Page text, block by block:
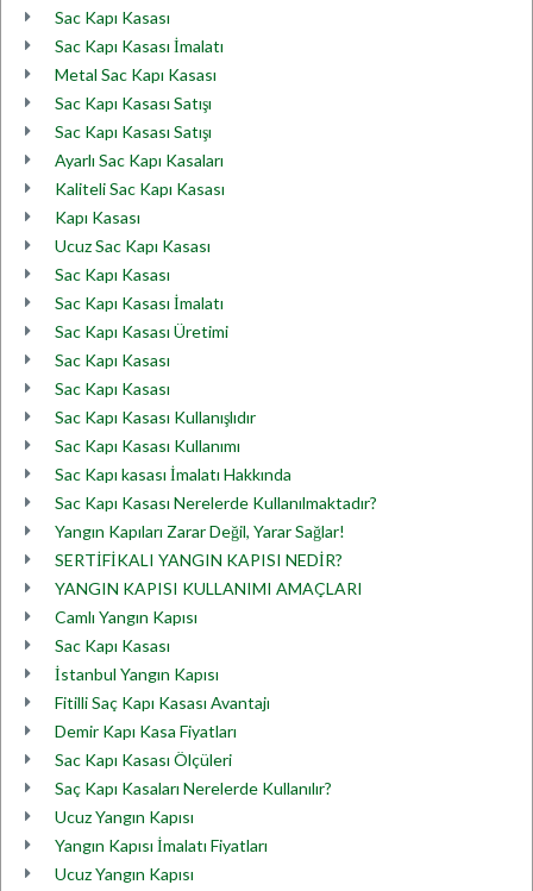
Sac Kapı Kasası
Sac Kapı Kasası İmalatı
Metal Sac Kapı Kasası
Sac Kapı Kasası Satışı
Sac Kapı Kasası Satışı
Ayarlı Sac Kapı Kasaları
Kaliteli Sac Kapı Kasası
Kapı Kasası
Ucuz Sac Kapı Kasası
Sac Kapı Kasası
Sac Kapı Kasası İmalatı
Sac Kapı Kasası Üretimi
Sac Kapı Kasası
Sac Kapı Kasası
Sac Kapı Kasası Kullanışlıdır
Sac Kapı Kasası Kullanımı
Sac Kapı kasası İmalatı Hakkında
Sac Kapı Kasası Nerelerde Kullanılmaktadır?
Yangın Kapıları Zarar Değil, Yarar Sağlar!
SERTİFİKALI YANGIN KAPISI NEDİR?
YANGIN KAPISI KULLANIMI AMAÇLARI
Camlı Yangın Kapısı
Sac Kapı Kasası
İstanbul Yangın Kapısı
Fitilli Saç Kapı Kasası Avantajı
Demir Kapı Kasa Fiyatları
Sac Kapı Kasası Ölçüleri
Saç Kapı Kasaları Nerelerde Kullanılır?
Ucuz Yangın Kapısı
Yangın Kapısı İmalatı Fiyatları
Ucuz Yangın Kapısı